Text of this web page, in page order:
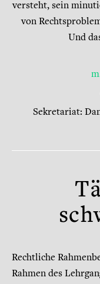
versteht, sein
von
Und
Sekretariat:
Rechtliche
Rahmen des